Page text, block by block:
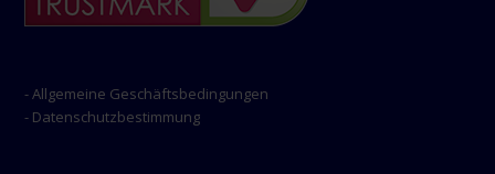
- Allgemeine Geschäftsbedingungen
- Datenschutzbestimmung